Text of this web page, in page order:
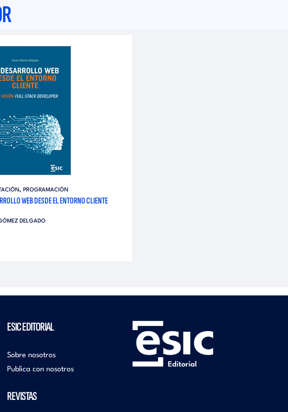
, PROGRAMACIÓN
WEB DESDE EL ENTORNO CLIENTE
DELGADO
ESIC EDITORIAL
Sobre nosotros
Publica con nosotros
REVISTAS